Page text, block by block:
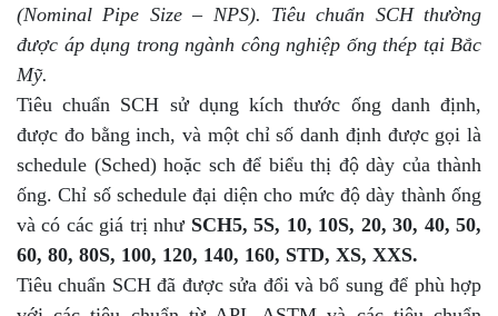
(Nominal Pipe Size – NPS). Tiêu chuẩn SCH thường
được áp dụng trong ngành công nghiệp ống thép tại Bắc
Mỹ.
Tiêu chuẩn SCH sử dụng kích thước ống danh định,
được đo bằng inch, và một chỉ số danh định được gọi là
schedule (Sched) hoặc sch để biểu thị độ dày của thành
ống. Chỉ số schedule đại diện cho mức độ dày thành ống
và có các giá trị như SCH5, 5S, 10, 10S, 20, 30, 40, 50,
60, 80, 80S, 100, 120, 140, 160, STD, XS, XXS.
Tiêu chuẩn SCH đã được sửa đổi và bổ sung để phù hợp